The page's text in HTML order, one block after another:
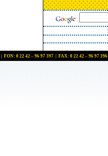
0 22 42 – 96 97 397 | FAX: 0 22 42 – 96 97 396